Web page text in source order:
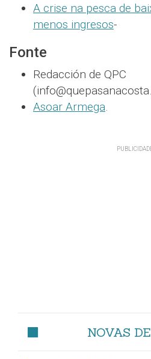
A crise na pesca de
menos ingresos-
Fonte
Redacción de QPC
Asoar Armega
NOVAS